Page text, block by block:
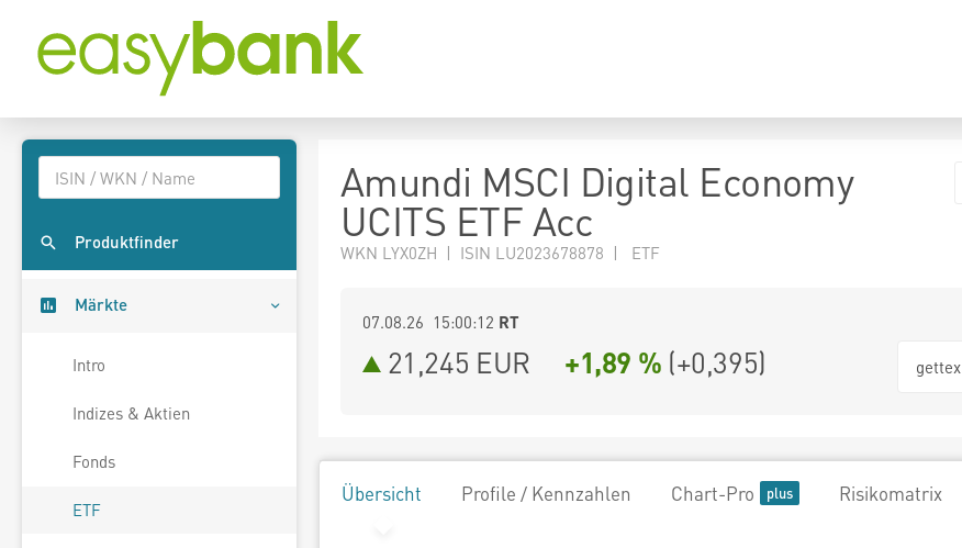
Produktfinder
Märkte
Intro
Indizes & Aktien
Fonds
ETF
Amundi MSCI Digital Economy
UCITS ETF Acc
WKN LYX0ZH | ISIN LU2023678878 | ETF
07.08.26 15:00:12 RT
21,245 EUR +1,89 % (+0,395) gettex
Übersicht Profile / Kennzahlen Chart-Pro Risikomatrix